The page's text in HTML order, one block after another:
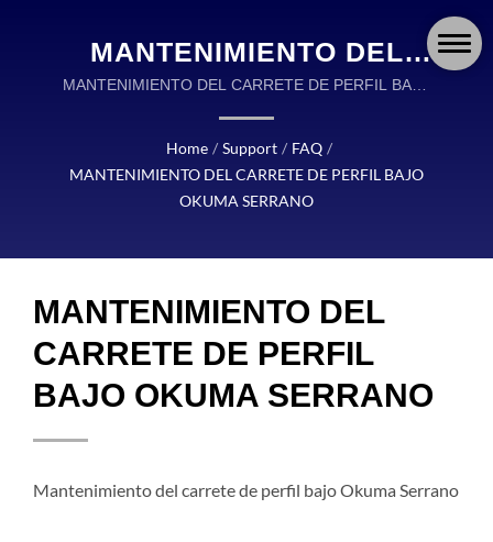
MANTENIMIENTO DEL
CARRETE DE PERFIL
BAJO OKUMA SERRANO |
OKUMA FISHING:
CARRETES, CAÑAS Y
AVENTURA
MANTENIMIENTO DEL CARRETE DE PERFIL BAJO
Home / Support / FAQ /
MANTENIMIENTO DEL CARRETE DE PERFIL BAJO
OKUMA SERRANO
MANTENIMIENTO DEL
CARRETE DE PERFIL
BAJO OKUMA SERRANO
Mantenimiento del carrete de perfil bajo Okuma Serrano